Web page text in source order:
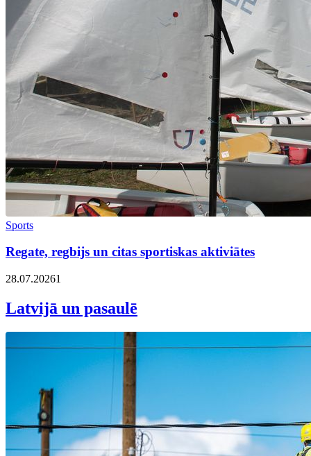
Sports
Regate, regbijs un citas sportiskas aktiviātes
28.07.20261
Latvijā un pasaulē